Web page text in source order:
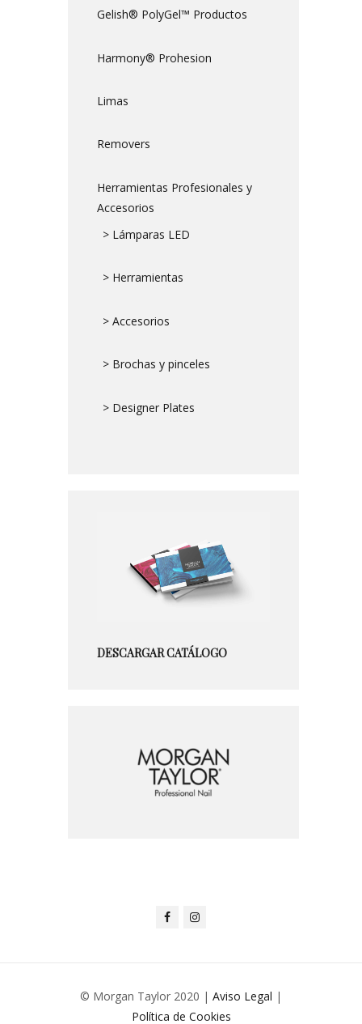
Gelish® PolyGel™ Productos
Harmony® Prohesion
Limas
Removers
Herramientas Profesionales y
Accesorios
> Lámparas LED
> Herramientas
> Accesorios
> Brochas y pinceles
> Designer Plates
DESCARGAR CATÁLOGO
© Morgan Taylor 2020 | Aviso Legal |
Política de Cookies